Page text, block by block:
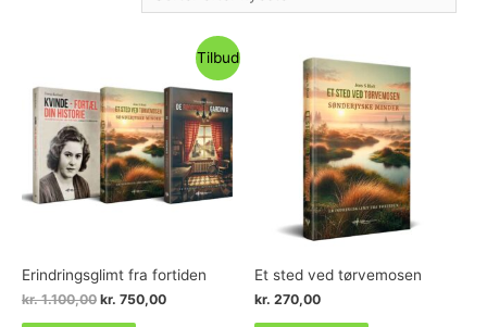
Tilbud
Erindringsglimt fra fortiden
kr.1.100,00 kr. 750,00
Et sted ved tørvemosen
kr. 270,00